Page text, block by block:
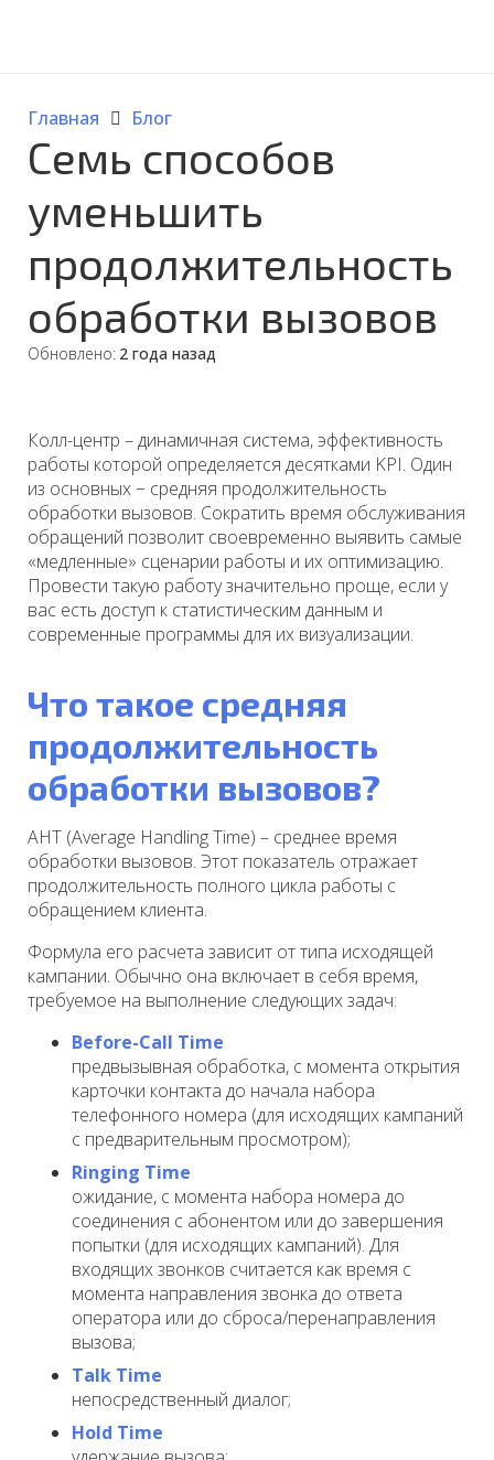
Главная Блог
Семь способов
уменьшить
продолжительность
обработки вызовов
Обновлено: 2 года назад
Колл-центр – динамичная система, эффективность
работы которой определяется десятками KPI. Один
из основных − средняя продолжительность
обработки вызовов. Сократить время обслуживания
обращений позволит своевременно выявить самые
«медленные» сценарии работы и их оптимизацию.
Провести такую работу значительно проще, если у
вас есть доступ к статистическим данным и
современные программы для их визуализации.
Что такое средняя
продолжительность
обработки вызовов?
AHT (Average Handling Time) – среднее время
обработки вызовов. Этот показатель отражает
продолжительность полного цикла работы с
обращением клиента.
Формула его расчета зависит от типа исходящей
кампании. Обычно она включает в себя время,
требуемое на выполнение следующих задач:
Before-Call Time
предвызывная обработка, с момента открытия
карточки контакта до начала набора
телефонного номера (для исходящих кампаний
с предварительным просмотром);
Ringing Time
ожидание, с момента набора номера до
соединения с абонентом или до завершения
попытки (для исходящих кампаний). Для
входящих звонков считается как время с
момента направления звонка до ответа
оператора или до сброса/перенаправления
вызова;
Talk Time
непосредственный диалог;
Hold Time